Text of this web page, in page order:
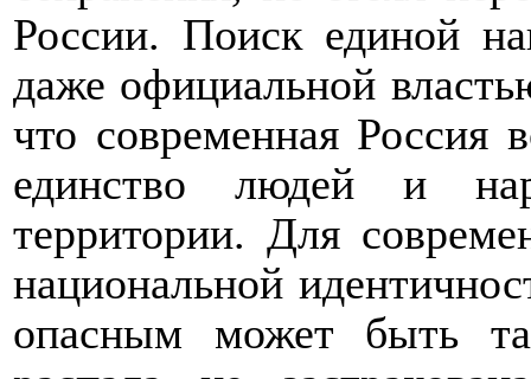
России. Поиск единой
даже официальной
что современная Россия
единство людей и
территории. Для
национальной
опасным может быть